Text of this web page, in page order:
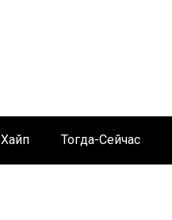
Хайп Тогда-Сейчас